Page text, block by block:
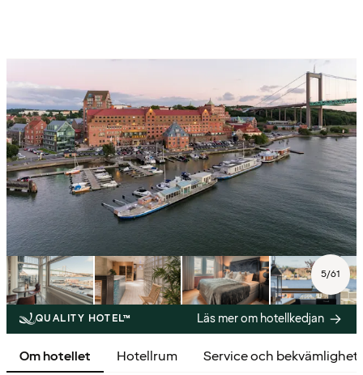
5/61
QUALITY HOTEL™ Läs mer om hotellkedjan
Om hotellet Hotellrum Service och